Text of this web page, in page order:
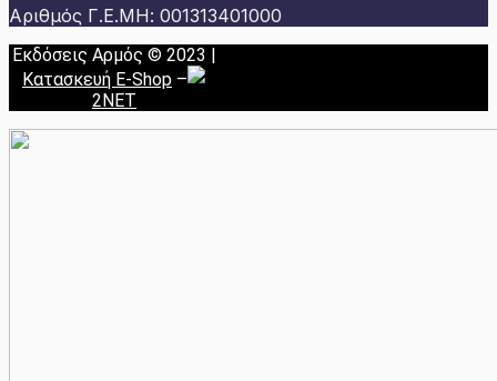
Αριθμός Γ.Ε.ΜΗ: 001313401000
Εκδόσεις Αρμός © 2023 |
Κατασκευή E-Shop –
2NET